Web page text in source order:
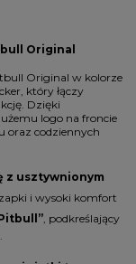
Original
Original w kolorze
który łączy
Dzięki
logo na froncie
oraz codziennych
z usztywnionym
i wysoki komfort
, podkreślający